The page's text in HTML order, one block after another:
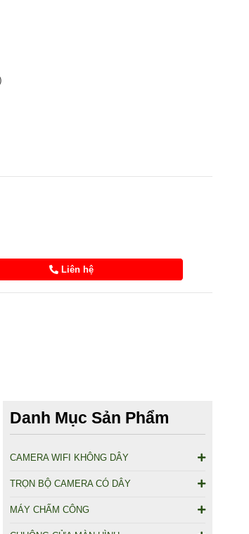
Liên hệ
Danh Mục Sản Phẩm
CAMERA WIFI KHÔNG DÂY
TRỌN BỘ CAMERA CÓ DÂY
MÁY CHẤM CÔNG